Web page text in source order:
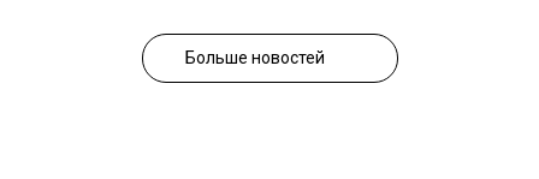
Больше новостей